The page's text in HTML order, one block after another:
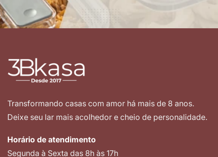
Transformando casas com amor há mais de 8 anos.
Deixe seu lar mais acolhedor e cheio de personalidade.
Horário de atendimento
Segunda à Sexta das 8h às 17h